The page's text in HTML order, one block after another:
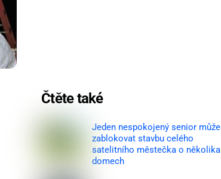
Čtěte také
Jeden nespokojený senior může
zablokovat stavbu celého
satelitního městečka o několika
domech